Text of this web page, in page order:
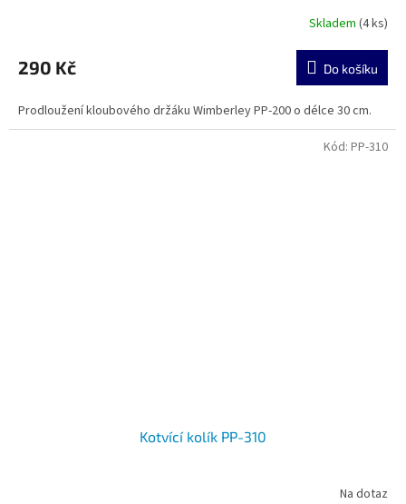
Skladem (4 ks)
290 Kč Do košíku
Prodloužení kloubového držáku Wimberley PP-200 o délce 30 cm.
Kotvící kolík PP-310
Na dotaz
Kód: PP-310